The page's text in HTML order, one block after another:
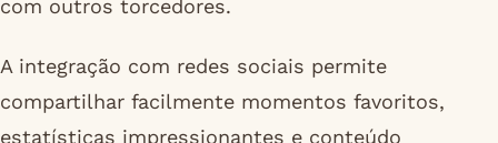
com outros torcedores.
A integração com redes sociais permite
compartilhar facilmente momentos favoritos,
estatísticas impressionantes e conteúdo